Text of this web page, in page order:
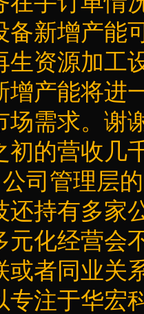
备新增产能
生资源加工
增产能将进
场需求。谢
初的营收几
司管理层
还持有多家
元化经营会
或者同业关
专注于华宏